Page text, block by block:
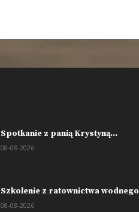
Spotkanie z panią Krystyną...
08-08-2026
Szkolenie z ratownictwa wodnego
08-08-2026